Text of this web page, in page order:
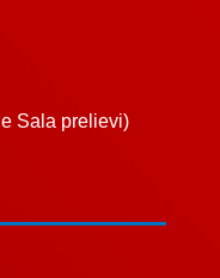
Sala prelievi)